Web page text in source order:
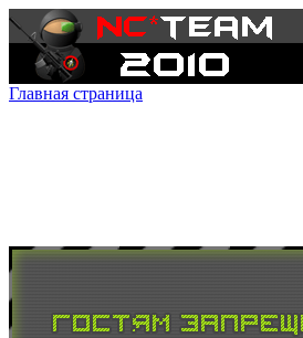
Главная страница